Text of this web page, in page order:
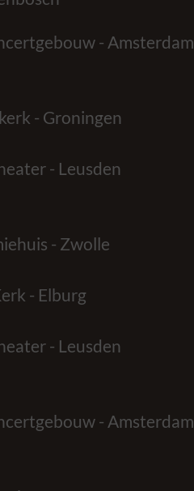
- Amsterdam
- Groningen
- Leusden
- Zwolle
- Elburg
- Leusden
- Amsterdam